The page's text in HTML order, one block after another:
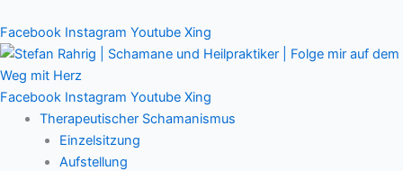
Facebook Instagram Youtube Xing
Facebook Instagram Youtube Xing
Therapeutischer Schamanismus
Einzelsitzung
Aufstellung